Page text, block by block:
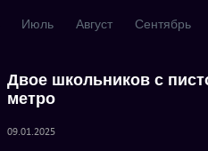
Июль Август Сентябрь
Двое школьников с
метро
09.01.2025